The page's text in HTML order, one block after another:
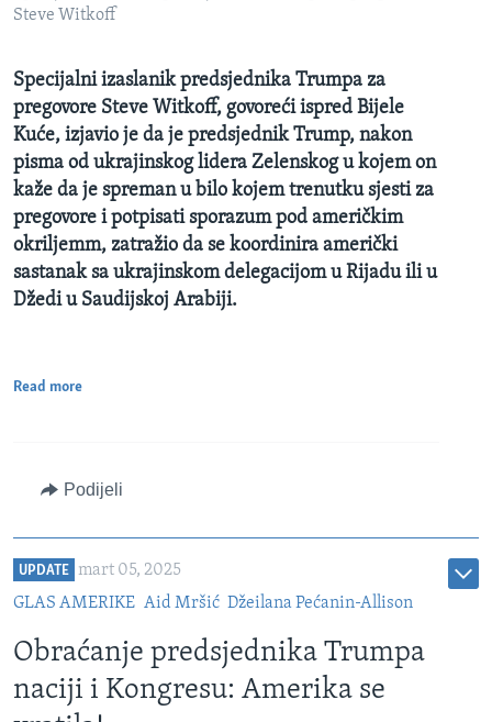
Steve Witkoff
Specijalni izaslanik predsjednika Trumpa za
pregovore Steve Witkoff, govoreći ispred Bijele
Kuće, izjavio je da je predsjednik Trump, nakon
pisma od ukrajinskog lidera Zelenskog u kojem on
kaže da je spreman u bilo kojem trenutku sjesti za
pregovore i potpisati sporazum pod američkim
okriljemm, zatražio da se koordinira američki
sastanak sa ukrajinskom delegacijom u Rijadu ili u
Džedi u Saudijskoj Arabiji.
Read more
Podijeli
UPDATE
mart 05, 2025
GLAS AMERIKE Aid Mršić Džeilana Pećanin-Allison
Obraćanje predsjednika Trumpa
naciji i Kongresu: Amerika se